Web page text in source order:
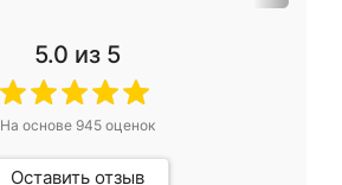
5.0 из 5
На основе 945оценок
Оставить отзыв